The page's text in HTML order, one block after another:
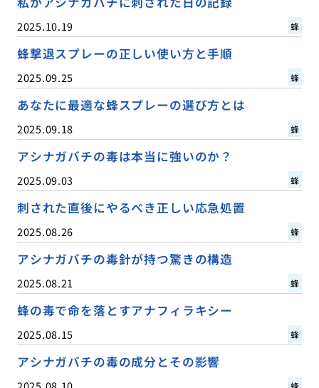
2025.10.19 蜂
蜂撃退スプレーの正しい使い方と手順
2025.09.25 蜂
あなたに最適な蜂スプレーの選び方とは
2025.09.18 蜂
アシナガバチの毒は本当に強いのか？
2025.09.03 蜂
刺された直後にやるべき正しい応急処置
2025.08.26 蜂
アシナガバチの毒針が持つ驚きの構造
2025.08.21 蜂
蜂の毒で命を落とすアナフィラキシー
2025.08.15 蜂
アシナガバチの毒の成分とその影響